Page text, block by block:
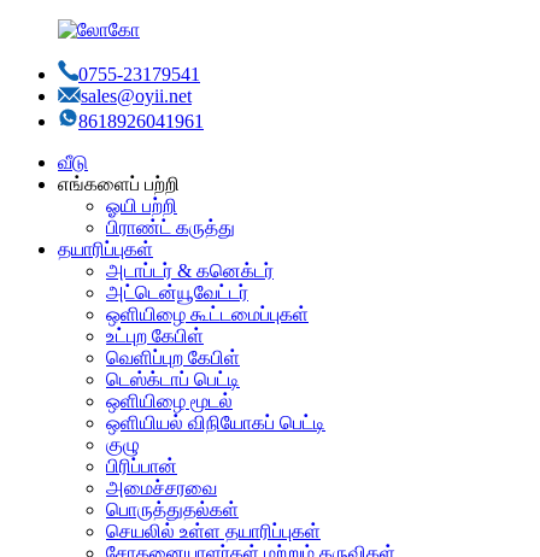
0755-23179541
sales@oyii.net
8618926041961
வீடு
எங்களைப் பற்றி
ஓயி பற்றி
பிராண்ட் கருத்து
தயாரிப்புகள்
அடாப்டர் & கனெக்டர்
அட்டென்யூவேட்டர்
ஒளியிழை கூட்டமைப்புகள்
உட்புற கேபிள்
வெளிப்புற கேபிள்
டெஸ்க்டாப் பெட்டி
ஒளியிழை மூடல்
ஒளியியல் விநியோகப் பெட்டி
குழு
பிரிப்பான்
அமைச்சரவை
பொருத்துதல்கள்
செயலில் உள்ள தயாரிப்புகள்
சோதனையாளர்கள் மற்றும் கருவிகள்